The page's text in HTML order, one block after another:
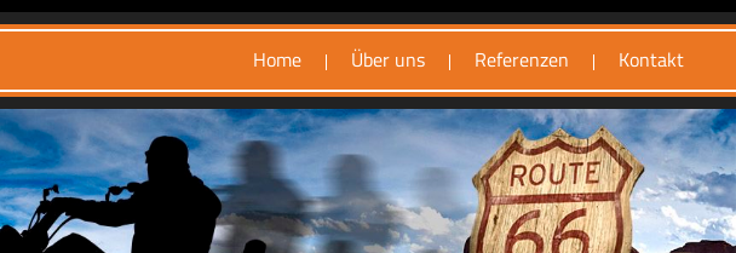
Home Über uns Referenzen Kontakt